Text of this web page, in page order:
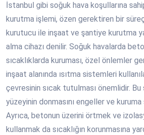
İstanbul gibi soğuk hava koşullarına
kurutma işlemi, özen gerektiren bir
kurutucu ile inşaat ve şantiye kurutma
alma cihazı denilir. Soğuk havalarda
sıcaklıklarda kuruması, özel önlemler
inşaat alanında ısıtma sistemleri
çevresinin sıcak tutulması önemlidir.
yüzeyinin donmasını engeller ve kuruma
Ayrıca, betonun üzerini örtmek ve
kullanmak da sıcaklığın korunmasına